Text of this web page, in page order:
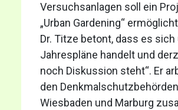
Versuchsanlagen soll ein
„Urban Gardening“
Dr. Titze betont, dass es sich
Jahrespläne handelt und
noch Diskussion steht“. Er
den
Wiesbaden und Marburg